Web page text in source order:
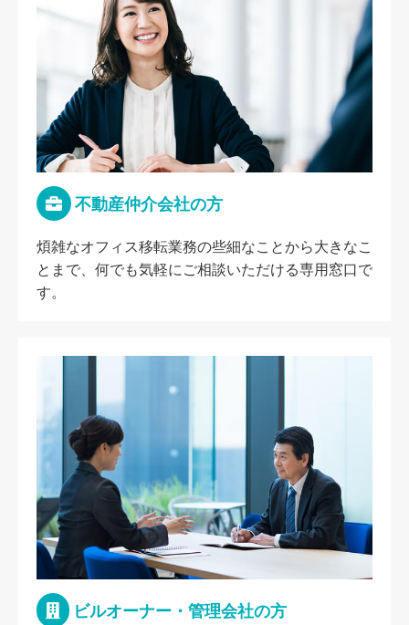
不動産仲介会社の方
煩雑なオフィス移転業務の些細なことから大きなこ
とまで、何でも気軽にご相談いただける専用窓口で
す。
ビルオーナー・管理会社の方